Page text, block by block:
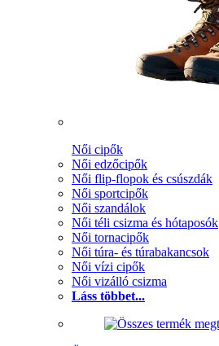
Női cipők
Női edzőcipők
Női flip-flopok és csúszdák
Női sportcipők
Női szandálok
Női téli csizma és hótaposók
Női tornacipők
Női túra- és túrabakancsok
Női vízi cipők
Női vizálló csizma
Láss többet...